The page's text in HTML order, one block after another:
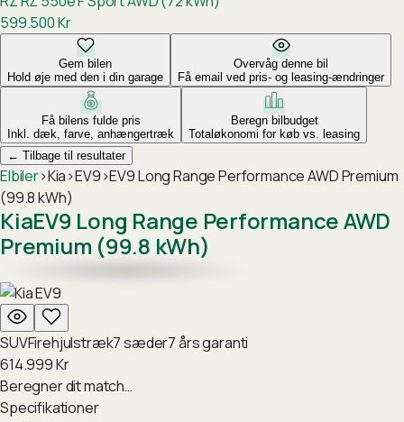
599.500Kr
Gem bilen
Hold øje med den i din garage
Overvåg denne bil
Få email ved pris- og leasing-ændringer
Få bilens fulde pris
Inkl. dæk, farve, anhængertræk
Beregn bilbudget
Totaløkonomi for køb vs. leasing
← Tilbage til resultater
Elbiler›Kia›EV9›EV9 Long Range Performance AWD Premium
(99.8 kWh)
KiaEV9 Long Range Performance AWD
Premium (99.8 kWh)
SUVFirehjulstræk7sæder7års garanti
614.999Kr
Beregner dit match…
Specifikationer